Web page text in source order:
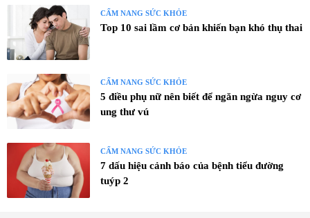
CẨM NANG SỨC KHỎE
Top 10 sai lầm cơ bản khiến bạn khó thụ thai
CẨM NANG SỨC KHỎE
5 điều phụ nữ nên biết để ngăn ngừa nguy cơ
ung thư vú
CẨM NANG SỨC KHỎE
7 dấu hiệu cảnh báo của bệnh tiểu đường
tuýp 2